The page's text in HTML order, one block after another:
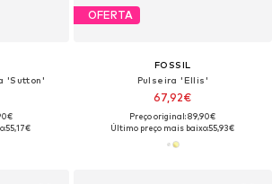
'Sutton'
55,17€
OFERTA
FOSSIL
Pulseira 'Ellis'
67,92€
Preço original: 89,90€
Último preço mais baixo:55,93€